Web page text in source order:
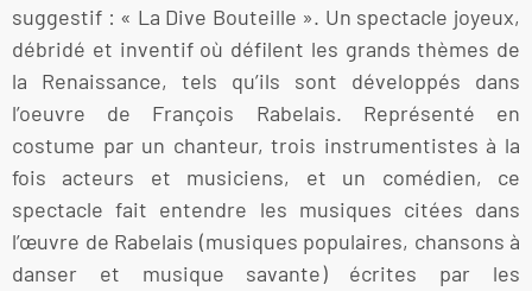
suggestif : « La Dive Bouteille ». Un spectacle joyeux,
débridé et inventif où défilent les grands thèmes de
la Renaissance, tels qu’ils sont développés dans
l’oeuvre de François Rabelais. Représenté en
costume par un chanteur, trois instrumentistes à la
fois acteurs et musiciens, et un comédien, ce
spectacle fait entendre les musiques citées dans
l’œuvre de Rabelais (musiques populaires, chansons à
danser et musique savante) écrites par les